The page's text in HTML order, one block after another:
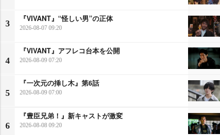
3
『VIVANT』“怪しい男”の正体
2026-08-07 09:20
4
『VIVANT』アフレコ台本を公開
2026-08-09 07:20
5
『一次元の挿し木』第6話
2026-08-09 07:00
6
『豊臣兄弟！』新キャストが激変
2026-08-08 09:20